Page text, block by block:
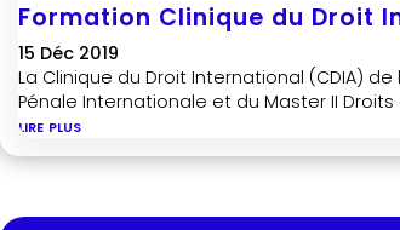
Formation Clinique du Droit
15 Déc 2019
La Clinique du Droit International (CDIA)
Pénale Internationale et du Master II
lire plus